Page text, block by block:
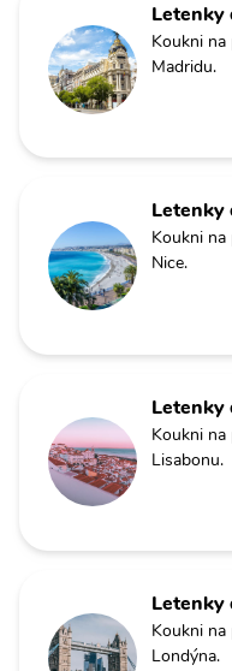
Letenky
Koukni
Madridu.
Letenky
Koukni
Nice.
Letenky
Koukni
Lisabonu.
Letenky
Koukni
Londýna.